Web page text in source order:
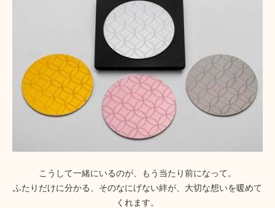
こうして一緒にいるのが、もう当たり前になって。
ふたりだけに分かる、そのなにげない絆が、大切な想いを暖めて
くれます。